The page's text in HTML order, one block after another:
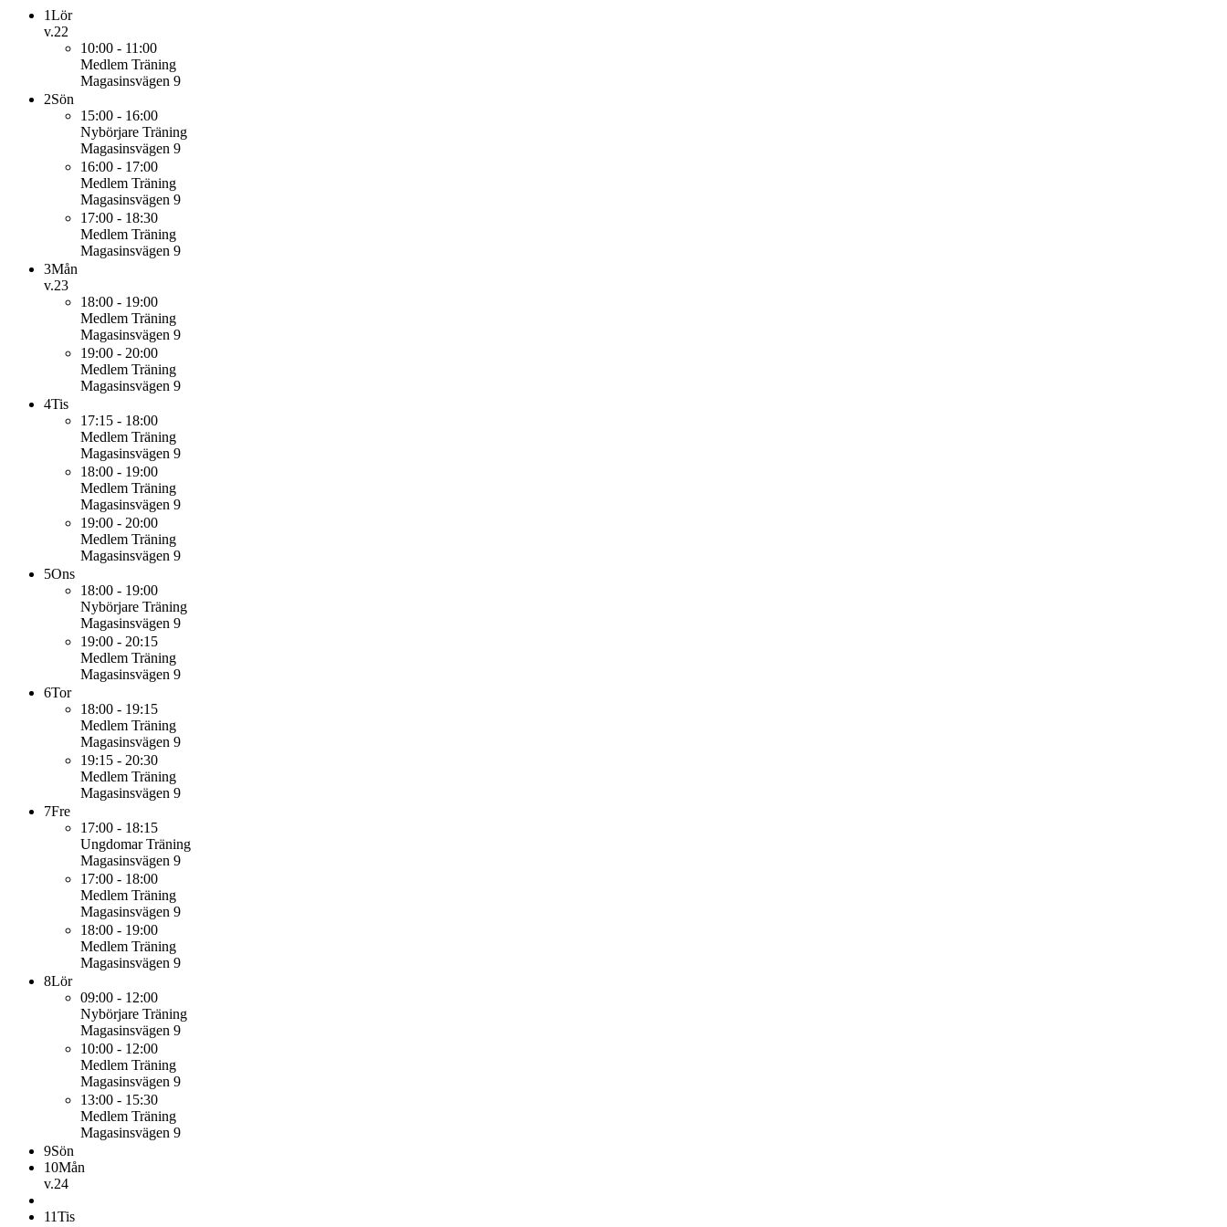
1Lör
v.22
10:00 - 11:00
Medlem Träning
Magasinsvägen 9
2Sön
15:00 - 16:00
Nybörjare Träning
Magasinsvägen 9
16:00 - 17:00
Medlem Träning
Magasinsvägen 9
17:00 - 18:30
Medlem Träning
Magasinsvägen 9
3Mån
v.23
18:00 - 19:00
Medlem Träning
Magasinsvägen 9
19:00 - 20:00
Medlem Träning
Magasinsvägen 9
4Tis
17:15 - 18:00
Medlem Träning
Magasinsvägen 9
18:00 - 19:00
Medlem Träning
Magasinsvägen 9
19:00 - 20:00
Medlem Träning
Magasinsvägen 9
5Ons
18:00 - 19:00
Nybörjare Träning
Magasinsvägen 9
19:00 - 20:15
Medlem Träning
Magasinsvägen 9
6Tor
18:00 - 19:15
Medlem Träning
Magasinsvägen 9
19:15 - 20:30
Medlem Träning
Magasinsvägen 9
7Fre
17:00 - 18:15
UngdomarTräning
Magasinsvägen 9
17:00 - 18:00
Medlem Träning
Magasinsvägen 9
18:00 - 19:00
Medlem Träning
Magasinsvägen 9
8Lör
09:00 - 12:00
Nybörjare Träning
Magasinsvägen 9
10:00 - 12:00
Medlem Träning
Magasinsvägen 9
13:00 - 15:30
Medlem Träning
Magasinsvägen 9
9Sön
10Mån
v.24
11Tis